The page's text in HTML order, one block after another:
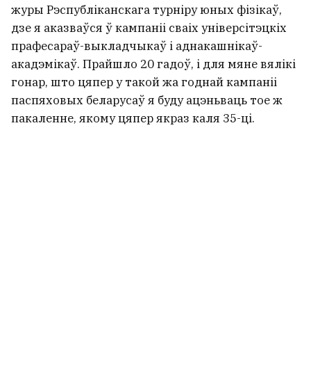
журы Рэспубліканскага турніру юных фізікаў,
дзе я аказваўся ў кампаніі сваіх універсітэцкіх
прафесараў-выкладчыкаў і аднакашнікаў-
акадэмікаў. Прайшло 20 гадоў, і для мяне вялікі
гонар, што цяпер у такой жа годнай кампаніі
паспяховых беларусаў я буду ацэньваць тое ж
пакаленне, якому цяпер якраз каля 35-ці.